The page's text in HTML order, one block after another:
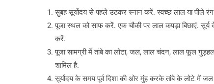
सुबह सूर्योदय से पहले उठकर स्नान करें. स्वच्छ लाल या पीले
पूजा स्थल को साफ करें. एक चौकी पर लाल कपड़ा बिछाएं. सूर्य देव
करें.
पूजा सामग्री में तांबे का लोटा, जल, लाल चंदन, लाल फूल
शामिल है.
सूर्योदय के समय पूर्व दिशा की ओर मुंह करके तांबे के लोटे